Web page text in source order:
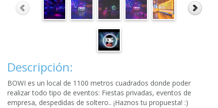
Descripción:
BOWI es un local de 1100 metros cuadrados donde poder
realizar todo tipo de eventos: Fiestas privadas, eventos de
empresa, despedidas de soltero.. ¡Haznos tu propuesta! :)